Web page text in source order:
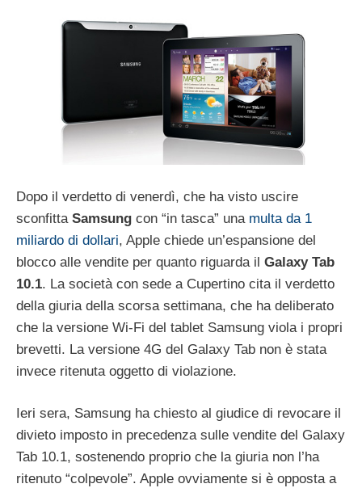
Dopo il verdetto di venerdì, che ha visto uscire
sconfitta Samsung con “in tasca” una multa da 1
miliardo di dollari, Apple chiede un’espansione del
blocco alle vendite per quanto riguarda il Galaxy Tab
10.1. La società con sede a Cupertino cita il verdetto
della giuria della scorsa settimana, che ha deliberato
che la versione Wi-Fi del tablet Samsung viola i propri
brevetti. La versione 4G del Galaxy Tab non è stata
invece ritenuta oggetto di violazione.
Ieri sera, Samsung ha chiesto al giudice di revocare il
divieto imposto in precedenza sulle vendite del Galaxy
Tab 10.1, sostenendo proprio che la giuria non l’ha
ritenuto “colpevole”. Apple ovviamente si è opposta a